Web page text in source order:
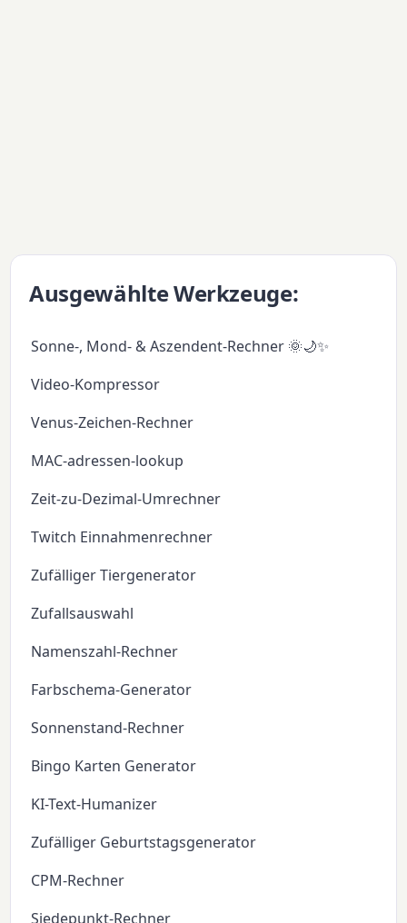
Ausgewählte Werkzeuge:
Sonne-, Mond- & Aszendent-Rechner 🌞🌙✨
Video-Kompressor
Venus-Zeichen-Rechner
MAC-adressen-lookup
Zeit-zu-Dezimal-Umrechner
Twitch Einnahmenrechner
Zufälliger Tiergenerator
Zufallsauswahl
Namenszahl-Rechner
Farbschema-Generator
Sonnenstand-Rechner
Bingo Karten Generator
KI-Text-Humanizer
Zufälliger Geburtstagsgenerator
CPM-Rechner
Siedepunkt-Rechner